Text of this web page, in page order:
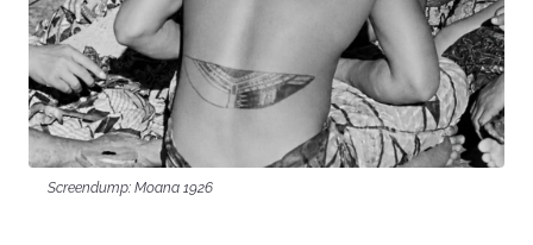
Screendump: Moana 1926